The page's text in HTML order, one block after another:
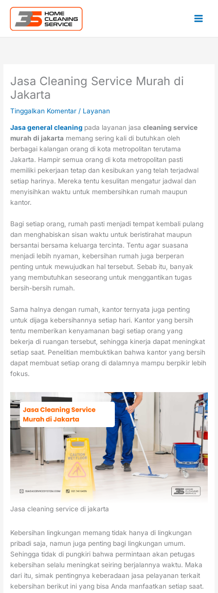
konten
Jasa Cleaning Service Murah di
Jakarta
Tinggalkan Komentar / Layanan
Jasa general cleaning pada layanan jasacleaning service
murah di jakarta memang sering kali di butuhkan oleh
berbagai kalangan orang di kota metropolitan terutama
Jakarta. Hampir semua orang di kota metropolitan pasti
memiliki pekerjaan tetap dan kesibukan yang telah terjadwal
setiap harinya. Mereka tentu kesulitan mengatur jadwal dan
menyisihkan waktu untuk membersihkan rumah maupun
kantor.
Bagi setiap orang, rumah pasti menjadi tempat kembali pulang
dan menghabiskan sisan waktu untuk beristirahat maupun
bersantai bersama keluarga tercinta. Tentu agar suasana
menjadi lebih nyaman, kebersihan rumah juga berperan
penting untuk mewujudkan hal tersebut. Sebab itu, banyak
yang membutuhkan seseorang untuk menggantikan tugas
bersih-bersih rumah.
Sama halnya dengan rumah, kantor ternyata juga penting
untuk dijaga kebersihannya setiap hari. Kantor yang bersih
tentu memberikan kenyamanan bagi setiap orang yang
bekerja di ruangan tersebut, sehingga kinerja dapat meningkat
setiap saat. Penelitian membuktikan bahwa kantor yang bersih
dapat membuat setiap orang di dalamnya mampu berpikir lebih
fokus.
Jasa cleaning service di jakarta
Kebersihan lingkungan memang tidak hanya di lingkungan
pribadi saja, namun juga penting bagi lingkungan umum.
Sehingga tidak di pungkiri bahwa permintaan akan petugas
kebersihan selalu meningkat seiring berjalannya waktu. Maka
dari itu, simak pentingnya keberadaan jasa pelayanan terkait
kebersihan berikut ini yang bisa Anda manfaatkan setiap saat.